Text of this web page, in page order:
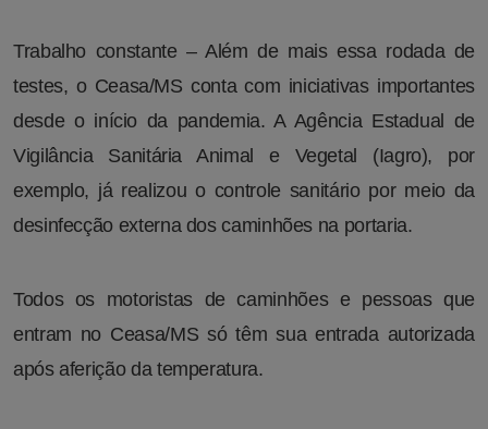
Trabalho constante – Além de mais essa rodada de
testes, o Ceasa/MS conta com iniciativas importantes
desde o início da pandemia. A Agência Estadual de
Vigilância Sanitária Animal e Vegetal (Iagro), por
exemplo, já realizou o controle sanitário por meio da
desinfecção externa dos caminhões na portaria.
Todos os motoristas de caminhões e pessoas que
entram no Ceasa/MS só têm sua entrada autorizada
após aferição da temperatura.